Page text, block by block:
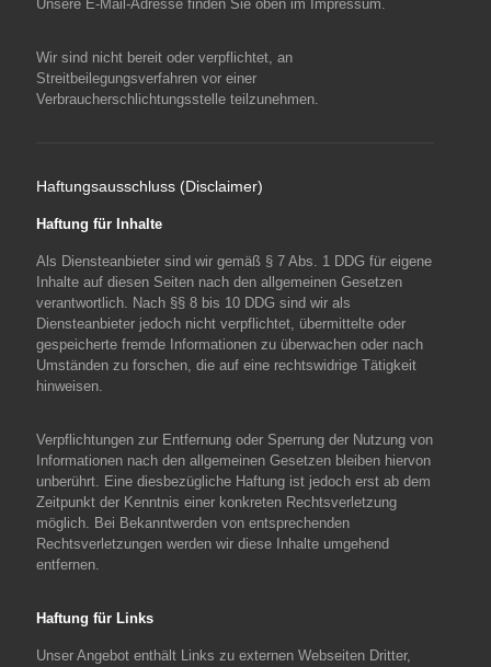
Unsere E-Mail-Adresse finden Sie oben im Impressum.
Wir sind nicht bereit oder verpflichtet, an
Streitbeilegungsverfahren vor einer
Verbraucherschlichtungsstelle teilzunehmen.
Haftungsausschluss (Disclaimer)
Haftung für Inhalte
Als Diensteanbieter sind wir gemäß § 7 Abs. 1 DDG für eigene
Inhalte auf diesen Seiten nach den allgemeinen Gesetzen
verantwortlich. Nach §§ 8 bis 10 DDG sind wir als
Diensteanbieter jedoch nicht verpflichtet, übermittelte oder
gespeicherte fremde Informationen zu überwachen oder nach
Umständen zu forschen, die auf eine rechtswidrige Tätigkeit
hinweisen.
Verpflichtungen zur Entfernung oder Sperrung der Nutzung von
Informationen nach den allgemeinen Gesetzen bleiben hiervon
unberührt. Eine diesbezügliche Haftung ist jedoch erst ab dem
Zeitpunkt der Kenntnis einer konkreten Rechtsverletzung
möglich. Bei Bekanntwerden von entsprechenden
Rechtsverletzungen werden wir diese Inhalte umgehend
entfernen.
Haftung für Links
Unser Angebot enthält Links zu externen Webseiten Dritter,